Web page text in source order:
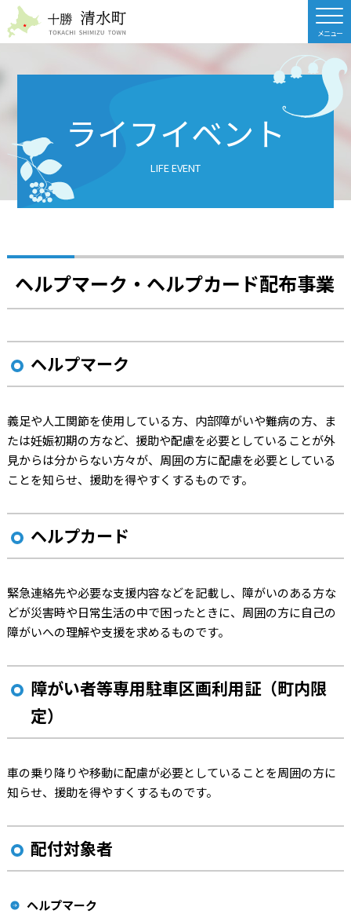
ライフイベント
LIFE EVENT
ヘルプマーク・ヘルプカード配布事業
ヘルプマーク
義足や人工関節を使用している方、内部障がいや難病の方、ま
たは妊娠初期の方など、援助や配慮を必要としていることが外
見からは分からない方々が、周囲の方に配慮を必要としている
ことを知らせ、援助を得やすくするものです。
ヘルプカード
緊急連絡先や必要な支援内容などを記載し、障がいのある方な
どが災害時や日常生活の中で困ったときに、周囲の方に自己の
障がいへの理解や支援を求めるものです。
障がい者等専用駐車区画利用証（町内限
定）
車の乗り降りや移動に配慮が必要としていることを周囲の方に
知らせ、援助を得やすくするものです。
配付対象者
ヘルプマーク